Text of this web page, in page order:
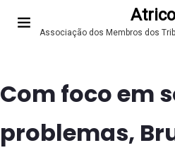
Associação dos Membros dos
Com foco em
problemas,